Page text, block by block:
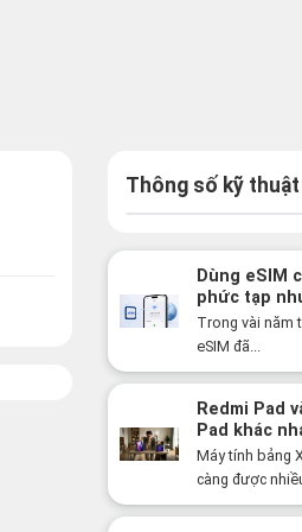
Thông số kỹ thuật
Dùng eSIM
phức tạp
Sự thật có
bạn bất ngờ!
Trong vài năm
eSIM đã...
Redmi Pad
Pad khác
Nên mua
2026?
Máy tính bảng
càng được